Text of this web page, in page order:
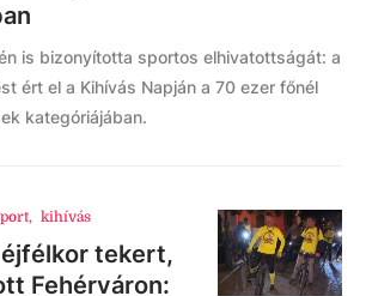
is bizonyította sportos elhivatottságát: a
ért el a Kihívás Napján a 70 ezer főnél
kategóriájában.
, kihívás
tekert,
Fehérváron: